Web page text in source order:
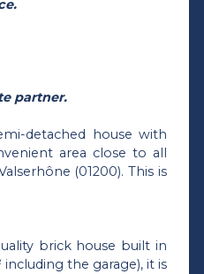
partner.
detached house with
area close to all
(01200). This is
brick house built in
including the garage), it is